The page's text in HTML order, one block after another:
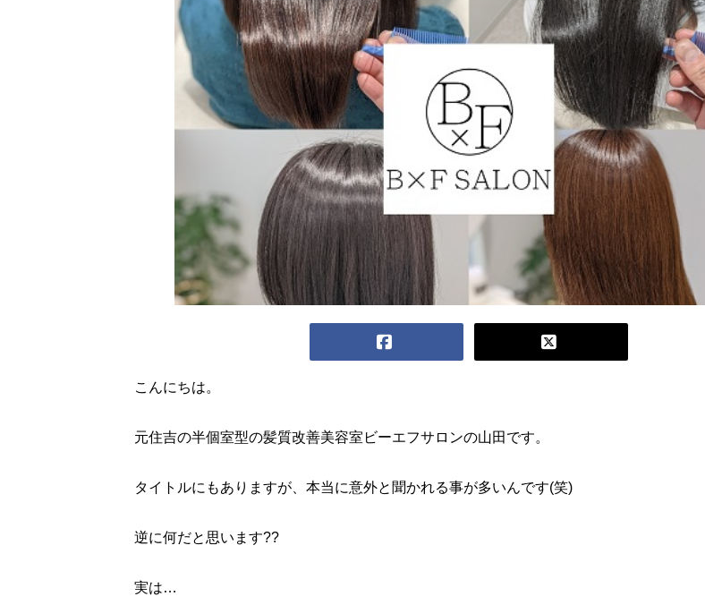
こんにちは。
元住吉の半個室型の髪質改善美容室ビーエフサロンの山田です。
タイトルにもありますが、本当に意外と聞かれる事が多いんです(笑)
逆に何だと思います??
実は…